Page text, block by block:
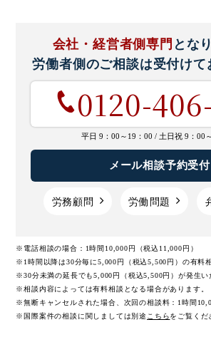
会社・経営者側専門 とな
労働者側のご相談は受付けて
0120-
平日 9：00～19：00 / 土日祝 9：00
メール相談予約受付
労務顧問 労働問題
※電話相談の場合：1時間10,000円（税込11,000円）
※1時間以降は30分毎に5,000円（税込5,500円）の有料
※30分未満の延長でも5,000円（税込5,500円）が発生い
※相談内容によっては有料相談となる場合があります。
※無断キャンセルされた場合、次回の相談料：1時間
※国際案件の相談に関しましては別途 こちらをご覧くだ